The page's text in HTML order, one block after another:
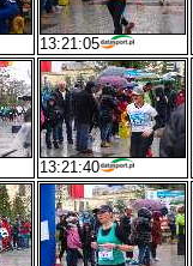
13:21:05
13:21:40